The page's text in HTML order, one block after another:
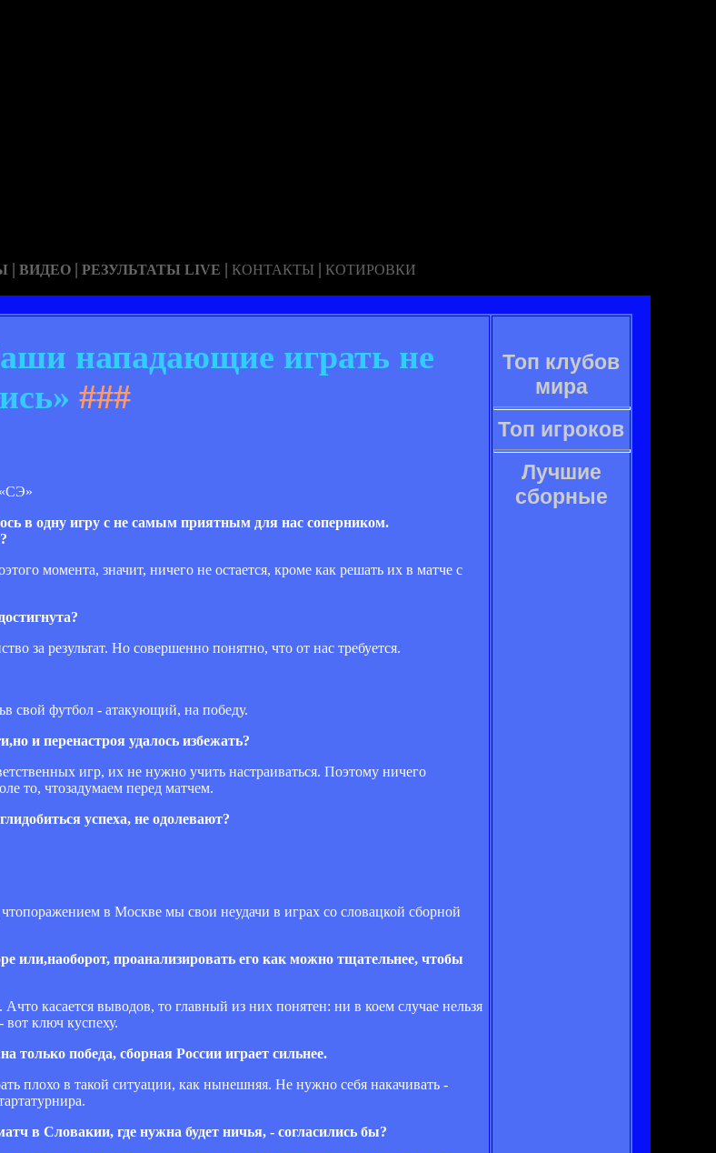
| ВИДЕО | РЕЗУЛЬТАТЫ LIVE | КОНТАКТЫ | КОТИРОВКИ
нападающие играть не
###
в одну игру с не самым приятным для нас соперником.
момента, значит, ничего не остается, кроме как решать их в матче с
за результат. Но совершенно понятно, что от нас требуется.
свой футбол - атакующий, на победу.
и перенастроя удалось избежать?
игр, их не нужно учить настраиваться. Поэтому ничего
то, чтозадумаем перед матчем.
успеха, не одолевают?
в Москве мы свои неудачи в играх со словацкой сборной
проанализировать его как можно тщательнее, чтобы
касается выводов, то главный из них понятен: ни в коем случае нельзя
вот ключ куспеху.
только победа, сборная России играет сильнее.
плохо в такой ситуации, как нынешняя. Не нужно себя накачивать -
в Словакии, где нужна будет ничья, - согласились бы?
Топ клубов
мира
Топ игроков
Лучшие
сборные